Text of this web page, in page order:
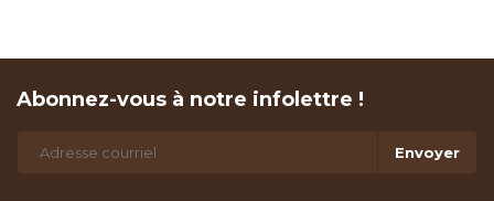
Abonnez-vous à notre infolettre !
Envoyer